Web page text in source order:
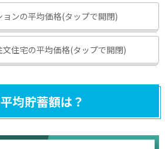
ンの平均価格(タップで開閉)
住宅の平均価格(タップで開閉)
均貯蓄額は？